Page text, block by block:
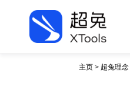
主页 > 超兔理念